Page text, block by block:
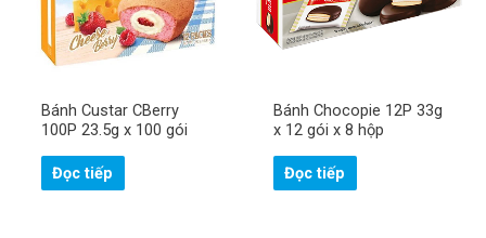
Bánh Custar CBerry
100P 23.5g x 100 gói
Đọc tiếp
Bánh Chocopie 12P 33g
x 12 gói x 8 hộp
Đọc tiếp